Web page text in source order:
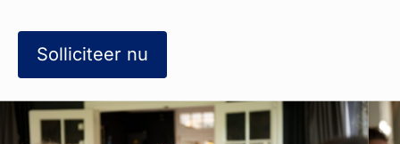
Solliciteer nu